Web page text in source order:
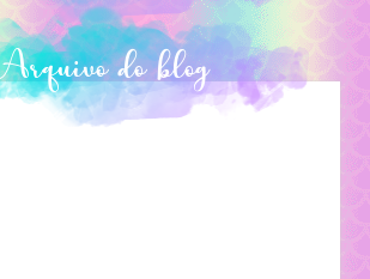
Arquivo do blog